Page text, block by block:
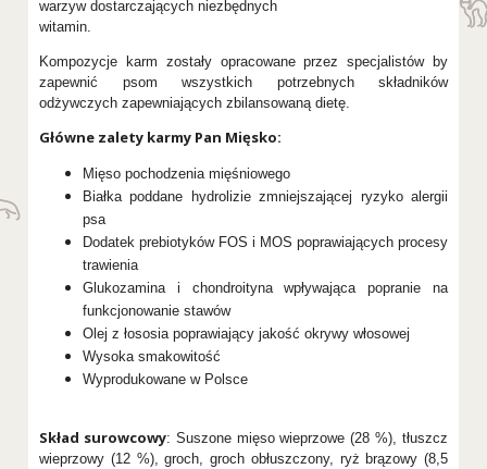
warzyw dostarczających niezbędnych
witamin.
Kompozycje karm zostały opracowane przez specjalistów by
zapewnić psom wszystkich potrzebnych składników
odżywczych zapewniających zbilansowaną dietę.
Główne zalety karmy Pan Mięsko:
Mięso pochodzenia mięśniowego
Białka poddane hydrolizie zmniejszającej ryzyko alergii
psa
Dodatek prebiotyków FOS i MOS poprawiających procesy
trawienia
Glukozamina i chondroityna wpływająca popranie na
funkcjonowanie stawów
Olej z łososia poprawiający jakość okrywy włosowej
Wysoka smakowitość
Wyprodukowane w Polsce
Skład surowcowy: Suszone mięso wieprzowe (28 %), tłuszcz
wieprzowy (12 %), groch, groch obłuszczony, ryż brązowy (8,5